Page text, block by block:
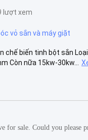
lượt xem
vỏ sắn và máy giặt
biến tinh bột sắn
Còn nữa 15kw-30kw...
for sale. Could you please